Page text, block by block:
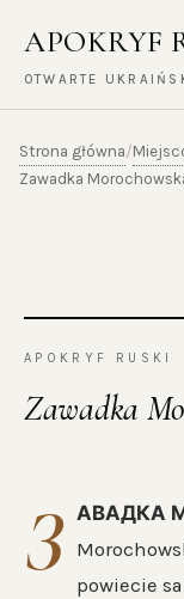
APOKRYF
OTWARTE
Strona główna/
Zawadka
APOKRYF RUSKI
Zawadka
З АВАДКА
powiecie